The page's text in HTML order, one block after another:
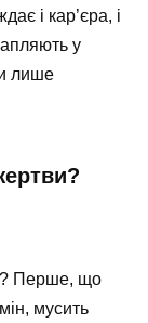
і кар’єра, і
у
лише
Перше, що
мусить